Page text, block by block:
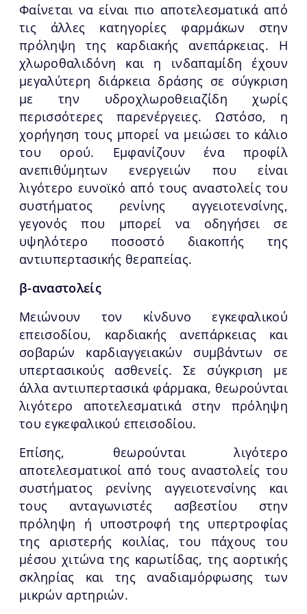
Φαίνεται να είναι πιο αποτελεσματικά από
τις άλλες κατηγορίες φαρμάκων στην
πρόληψη της καρδιακής ανεπάρκειας. Η
χλωροθαλιδόνη και η ινδαπαμίδη έχουν
μεγαλύτερη διάρκεια δράσης σε σύγκριση
με την υδροχλωροθειαζίδη χωρίς
περισσότερες παρενέργειες. Ωστόσο, η
χορήγηση τους μπορεί να μειώσει το κάλιο
του ορού. Εμφανίζουν ένα προφίλ
ανεπιθύμητων ενεργειών που είναι
λιγότερο ευνοϊκό από τους αναστολείς του
συστήματος ρενίνης αγγειοτενσίνης,
γεγονός που μπορεί να οδηγήσει σε
υψηλότερο ποσοστό διακοπής της
αντιυπερτασικής θεραπείας.
β-αναστολείς
Μειώνουν τον κίνδυνο εγκεφαλικού
επεισοδίου, καρδιακής ανεπάρκειας και
σοβαρών καρδιαγγειακών συμβάντων σε
υπερτασικούς ασθενείς. Σε σύγκριση με
άλλα αντιυπερτασικά φάρμακα, θεωρούνται
λιγότερο αποτελεσματικά στην πρόληψη
του εγκεφαλικού επεισοδίου.
Επίσης, θεωρούνται λιγότερο
αποτελεσματικοί από τους αναστολείς του
συστήματος ρενίνης αγγειοτενσίνης και
τους ανταγωνιστές ασβεστίου στην
πρόληψη ή υποστροφή της υπερτροφίας
της αριστερής κοιλίας, του πάχους του
μέσου χιτώνα της καρωτίδας, της αορτικής
σκληρίας και της αναδιαμόρφωσης των
μικρών αρτηριών.